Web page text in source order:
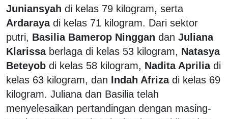
Juniansyah di kelas 79 kilogram, serta
Ardarayadi kelas 71 kilogram. Dari sektor
putri, Basilia Bamerop Ninggan dan Juliana
Klarissaberlaga di kelas 53 kilogram, Natasya
Beteyob di kelas 58 kilogram, Nadita Apriliadi
kelas 63 kilogram, dan Indah Afrizadi kelas 69
kilogram. Juliana dan Basilia telah
menyelesaikan pertandingan dengan masing-